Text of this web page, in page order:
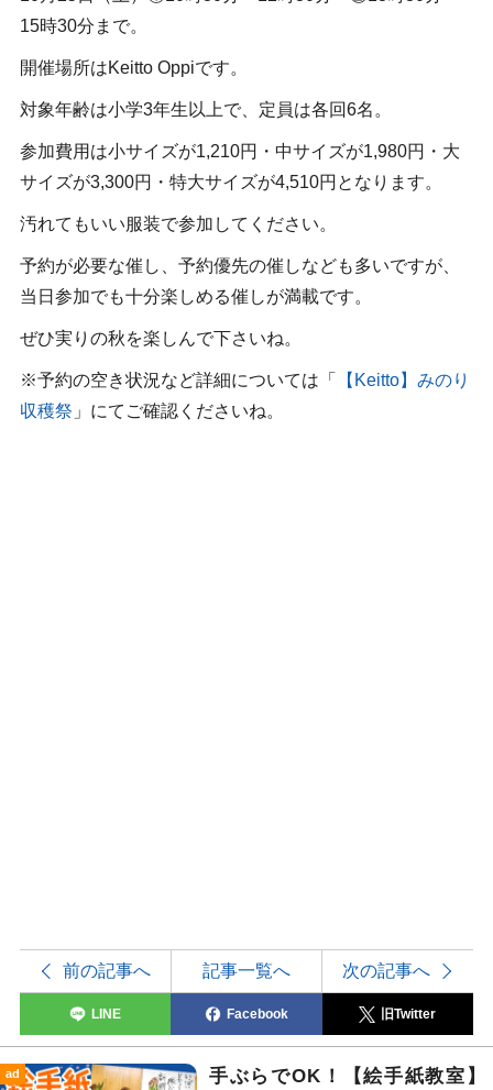
15時30分まで。
開催場所はKeitto Oppiです。
対象年齢は小学3年生以上で、定員は各回6名。
参加費用は小サイズが1,210円・中サイズが1,980円・大
サイズが3,300円・特大サイズが4,510円となります。
汚れてもいい服装で参加してください。
予約が必要な催し、予約優先の催しなども多いですが、
当日参加でも十分楽しめる催しが満載です。
ぜひ実りの秋を楽しんで下さいね。
※予約の空き状況など詳細については「
【Keitto】みのり
収穫祭 」にてご確認くださいね。
前の記事へ 記事一覧へ 次の記事へ
LINE Facebook 旧Twitter
ad
手ぶらでOK！【絵手紙教室】